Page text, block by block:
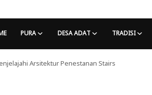
PURA DESA ADAT TRADISI
Arsitektur Penestanan​ Stairs